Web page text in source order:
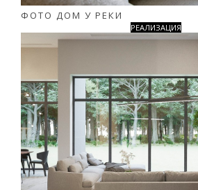
ФОТО ДОМ У РЕКИ
РЕАЛИЗАЦИЯ